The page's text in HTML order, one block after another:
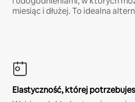
miesiąc i dłużej. To idealna
Elastyczność, której